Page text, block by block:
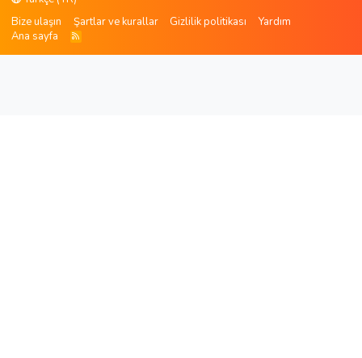
Bize ulaşın
Şartlar ve kurallar Gizlilik politikası
Yardım
Ana sayfa
R
S
S